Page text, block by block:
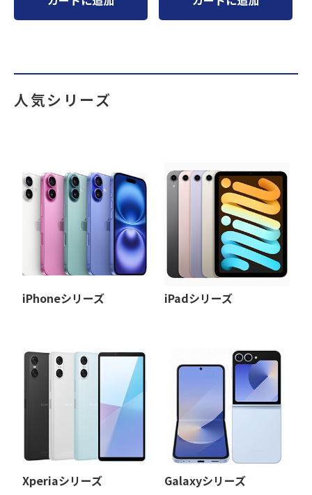
人気シリーズ
iPhoneシリーズ iPadシリーズ
Xperiaシリーズ Galaxyシリーズ